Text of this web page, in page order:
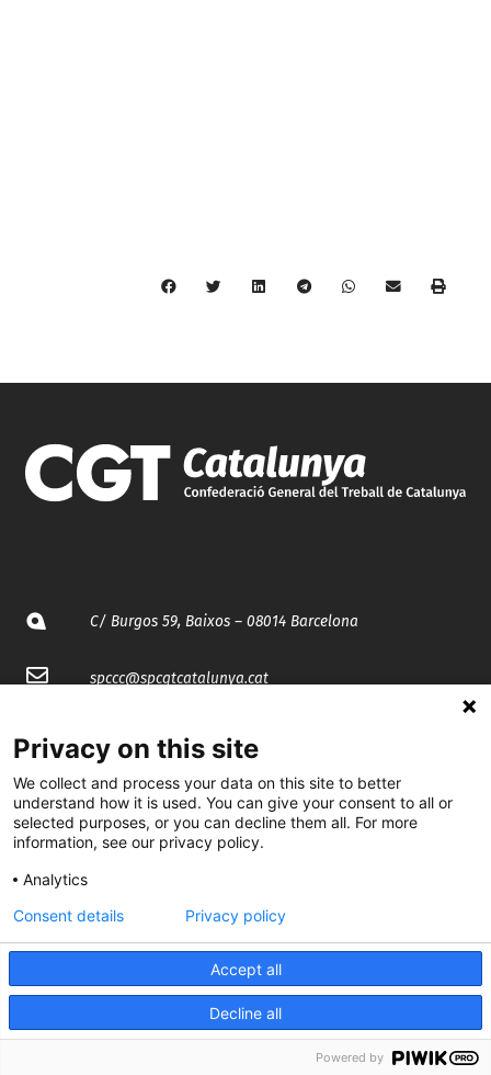
C/ Burgos 59, Baixos – 08014 Barcelona
spccc@spcgtcatalunya.cat
@CGTCatalunya
cgtcatalunya
CGTCatalunya
cgtcatalunya
Desenvolupat per
Privacy on this site
We collect and process your data on this site to better
understand how it is used. You can give your consent to all or
selected purposes, or you can decline them all. For more
information, see our privacy policy.
Analytics
Accept all
Decline all
Consent details Privacy policy
Powered by